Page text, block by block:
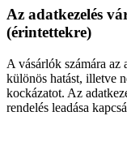
Az adatkezelés
(érintettekre)
A vásárlók számára az
különös hatást, illetve
kockázatot. Az
rendelés leadása